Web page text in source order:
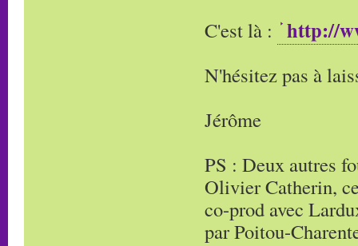
C'est là :
http://
N'hésitez pas à
Jérôme
PS : Deux autres
Olivier Catherin,
co-prod avec
par Poitou-